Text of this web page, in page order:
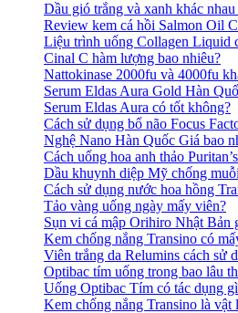
Dầu gió trắng và xanh khác
Review kem cá hồi Salmon Oil
Liệu trình uống Collagen Liquid
Cinal C hàm lượng bao nhiêu?
Nattokinase 2000fu và 4000fu
Serum Eldas Aura Gold Hàn
Serum Eldas Aura có tốt không?
Cách sử dụng bổ não Focus
Nghệ Nano Hàn Quốc Giá bao
Cách uống hoa anh thảo
Dầu khuynh diệp Mỹ chống
Cách sử dụng nước hoa hồng
Tảo vàng uống ngày mấy viên?
Sụn vi cá mập Orihiro Nhật Bản
Kem chống nắng Transino có
Viên trắng da Relumins cách sử
Optibac tím uống trong bao lâu
Uống Optibac Tím có tác dụng
Kem chống nắng Transino là vật